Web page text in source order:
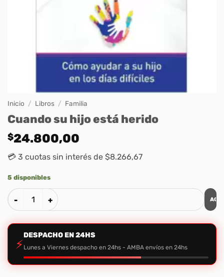
Inicio / Libros / Familia
Cuando su hijo está herido
$24.800,00
💳 3 cuotas sin interés de $8.266,67
5 disponibles
Cuando su hijo está herido cantidad
⚡
DESPACHO EN 24HS
Lunes a Viernes despacho en 24hs - AMBA envíos en 24hs